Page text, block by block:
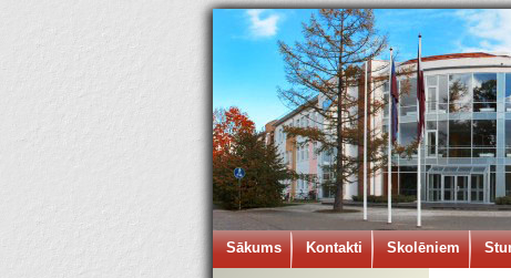
Sākums Kontakti Skolēniem